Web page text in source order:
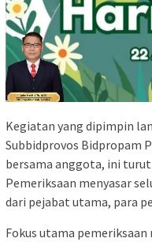
Kegiatan yang dipimpin
Subbidprovos Bidpropam
bersama anggota, ini
Pemeriksaan menyasar
dari pejabat utama, para
Fokus utama